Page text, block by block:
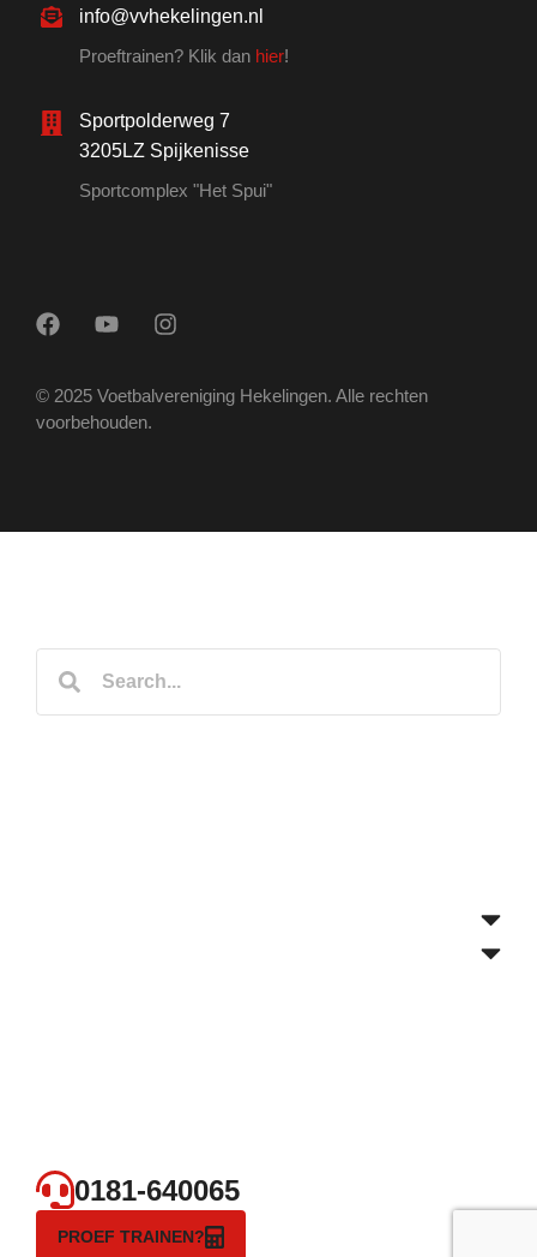
info@vvhekelingen.nl
Proeftrainen? Klik dan hier!
Sportpolderweg 7
3205LZ Spijkenisse
Sportcomplex "Het Spui"
© 2025 Voetbalvereniging Hekelingen. Alle rechten
voorbehouden.
0181-640065
PROEF TRAINEN?